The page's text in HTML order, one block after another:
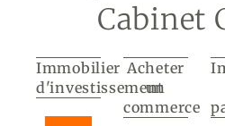
Cabinet
Immobilier
d'investissement
Acheter
un
commerce